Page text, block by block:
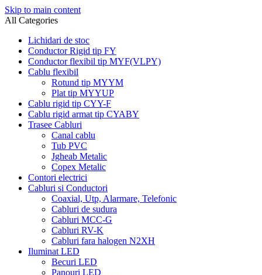
Skip to main content
All Categories
Lichidari de stoc
Conductor Rigid tip FY
Conductor flexibil tip MYF(VLPY)
Cablu flexibil
Rotund tip MYYM
Plat tip MYYUP
Cablu rigid tip CYY-F
Cablu rigid armat tip CYABY
Trasee Cabluri
Canal cablu
Tub PVC
Jgheab Metalic
Copex Metalic
Contori electrici
Cabluri si Conductori
Coaxial, Utp, Alarmare, Telefonic
Cabluri de sudura
Cabluri MCC-G
Cabluri RV-K
Cabluri fara halogen N2XH
Iluminat LED
Becuri LED
Panouri LED